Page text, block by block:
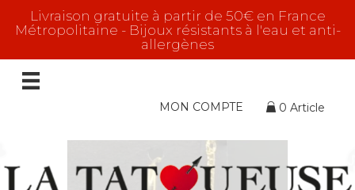
Livraison gratuite à partir de 50€ en France
Métropolitaine - Bijoux résistants à l'eau et anti-
allergènes
MON COMPTE 0 Article
Affichage de 1–16 sur 108 résultats